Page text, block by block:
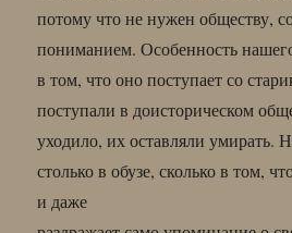
потому что не нужен обществу,
пониманием. Особенность
в том, что оно поступает со
поступали в доисторическом
уходило, их оставляли умирать.
столько в обузе, сколько в том,
и даже